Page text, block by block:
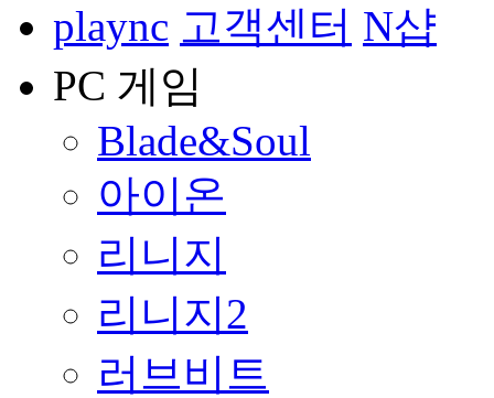
plaync 고객센터 N샵
PC 게임
Blade&Soul
아이온
리니지
리니지2
러브비트